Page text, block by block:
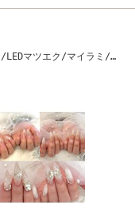
マツエク/マイラミ/マ